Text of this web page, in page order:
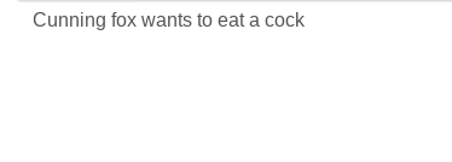
Cunning fox wants to eat a cock